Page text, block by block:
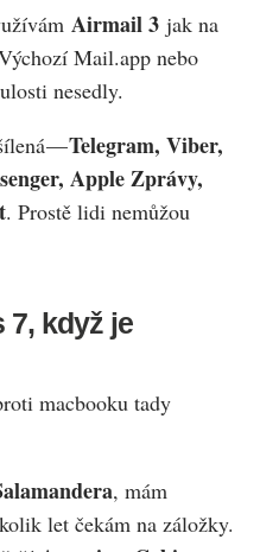
Airmail 3 jak na
Mail.app nebo
nesedly.
—Telegram, Viber,
Apple Zprávy,
. Prostě lidi nemůžou
7, když je
macbooku tady
, mám
let čekám na záložky.